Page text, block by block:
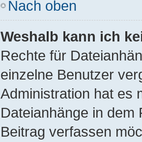
Nach oben
Weshalb kann ich
Rechte für
einzelne Benutzer
Administration hat es
Dateianhänge in dem
Beitrag verfassen